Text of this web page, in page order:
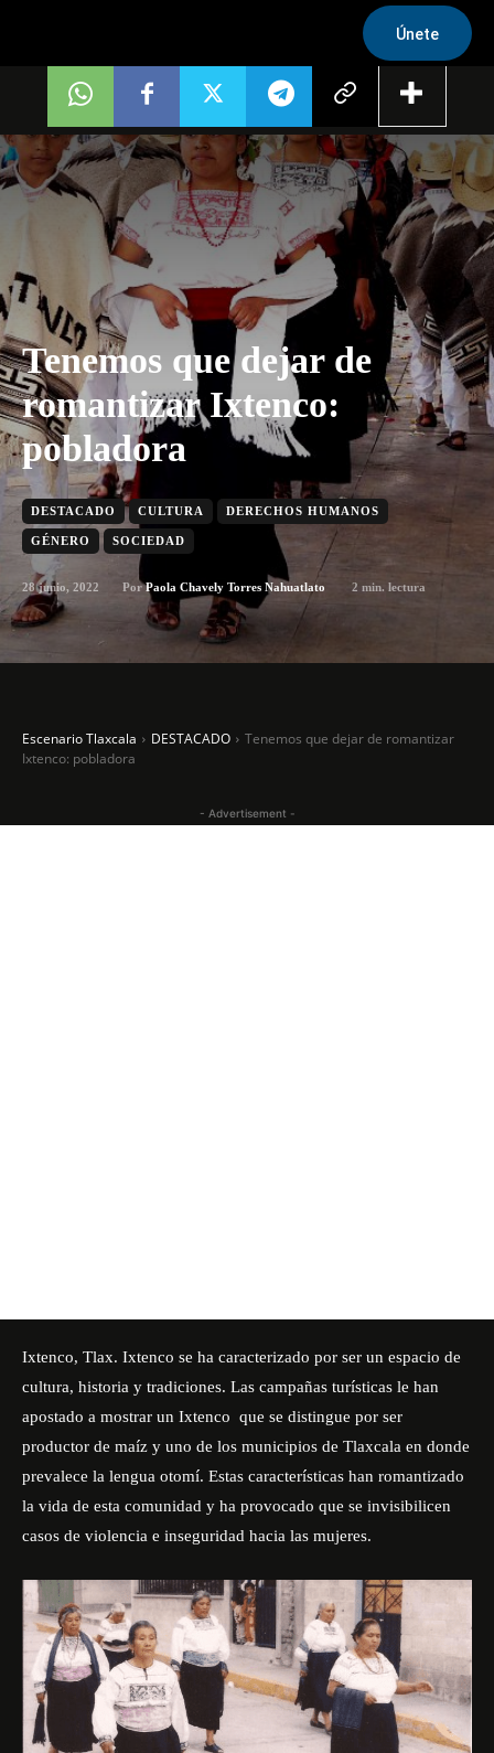
Únete
Tenemos que dejar de
romantizar Ixtenco:
pobladora
DESTACADO CULTURA DERECHOS HUMANOS
GÉNERO SOCIEDAD
28 junio, 2022 Por Paola Chavely Torres Nahuatlato 2 min. lectura
Escenario Tlaxcala DESTACADO
Tenemos que dejar de romantizar
Ixtenco: pobladora
- Advertisement -
Ixtenco, Tlax. Ixtenco se ha caracterizado por ser un espacio de
cultura, historia y tradiciones. Las campañas turísticas le han
apostado a mostrar un Ixtenco que se distingue por ser
productor de maíz y uno de los municipios de Tlaxcala en donde
prevalece la lengua otomí. Estas características han romantizado
la vida de esta comunidad y ha provocado que se invisibilicen
casos de violencia e inseguridad hacia las mujeres.